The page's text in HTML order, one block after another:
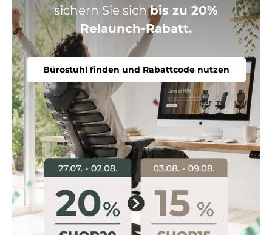
sichern Sie sichbis zu 20%
Relaunch-Rabatt.
Bürostuhl finden und Rabattcode nutzen